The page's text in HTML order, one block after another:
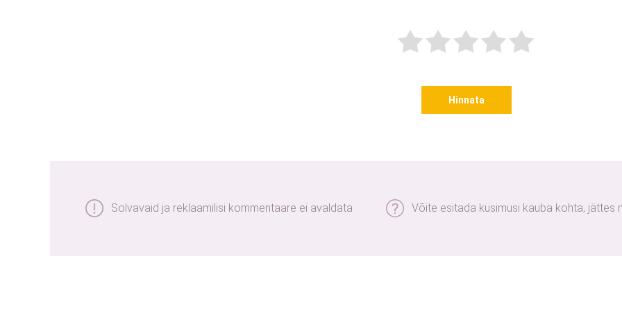
Hinnata
Solvavaid ja reklaamilisi kommentaare ei avaldata Võite esitada küsimusi kauba kohta, jättes